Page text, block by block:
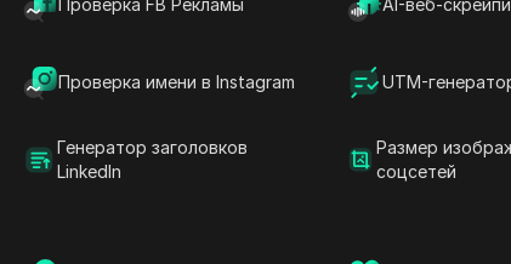
Проверка FB Рекламы AI-веб-
Проверка имени в Instagram UTM-
Генератор заголовков
LinkedIn
Размер
соцсетей
как управлять несколькими
сетей. Оно объясняет процесс